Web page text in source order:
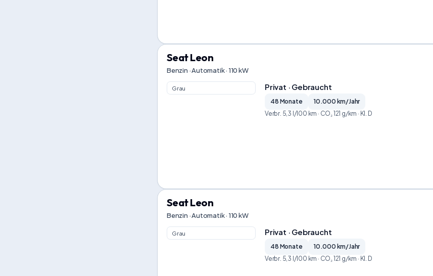
Seat Leon
Benzin · Automatik · 110 kW
Grau Privat · Gebraucht
48 Monate
10.000 km/Jahr
Verbr. 5,3 l/100 km · CO₂ 121 g/km · Kl. D
Seat Leon
Benzin · Automatik · 110 kW
Grau Privat · Gebraucht
48 Monate
10.000 km/Jahr
Verbr. 5,3 l/100 km · CO₂ 121 g/km · Kl. D